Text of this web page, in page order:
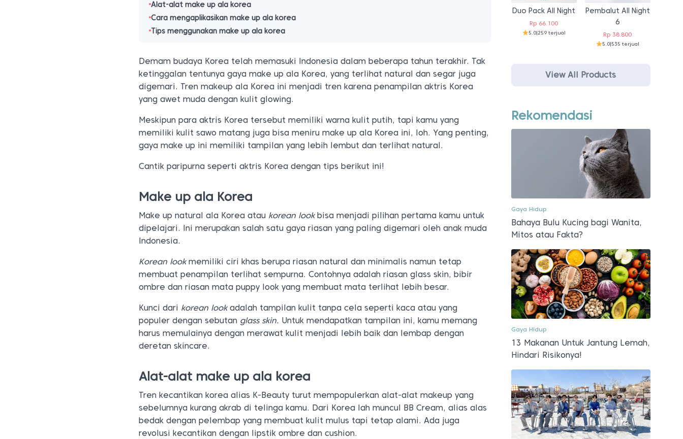
Alat-alat make up ala korea
Cara mengaplikasikan make up ala korea
Tips menggunakan make up ala korea
Demam budaya Korea telah memasuki Indonesia dalam beberapa tahun terakhir. Tak
ketinggalan tentunya gaya make up ala Korea, yang terlihat natural dan segar juga
digemari. Tren makeup ala Korea ini menjadi tren karena penampilan aktris Korea
yang awet muda dengan kulit glowing.
Meskipun para aktris Korea tersebut memiliki warna kulit putih, tapi kamu yang
memiliki kulit sawo matang juga bisa meniru make up ala Korea ini, loh. Yang penting,
gaya make up ini memiliki tampilan yang lebih lembut dan terlihat natural.
Cantik paripurna seperti aktris Korea dengan tips berikut ini!
Make up ala Korea
Make up natural ala Korea atau korean lookbisa menjadi pilihan pertama kamu untuk
dipelajari. Ini merupakan salah satu gaya riasan yang paling digemari oleh anak muda
Indonesia.
Korean lookmemiliki ciri khas berupa riasan natural dan minimalis namun tetap
membuat penampilan terlihat sempurna. Contohnya adalah riasan glass skin, bibir
ombre dan riasan mata puppy look yang membuat mata terlihat lebih besar.
Kunci dari korean lookadalah tampilan kulit tanpa cela seperti kaca atau yang
populer dengan sebutan glass skin. Untuk mendapatkan tampilan ini, kamu memang
harus memulainya dengan merawat kulit menjadi lebih baik dan lembap dengan
deretan skincare.
Alat-alat make up ala korea
Tren kecantikan korea alias K-Beauty turut mempopulerkan alat-alat makeup yang
sebelumnya kurang akrab di telinga kamu. Dari Korea lah muncul BB Cream, alias alas
bedak dengan pelembap yang membuat kulit mulus tapi tetap alami. Ada juga
revolusi kecantikan dengan lipstik ombre dan cushion.
Duo Pack All Night
Rp 66.100
5.0|259 terjual
Pembalut All Night
6
Rp 38.800
5.0|535 terjual
View All Products
Rekomendasi
Gaya Hidup
Bahaya Bulu Kucing bagi Wanita,
Mitos atau Fakta?
Gaya Hidup
13 Makanan Untuk Jantung Lemah,
Hindari Risikonya!